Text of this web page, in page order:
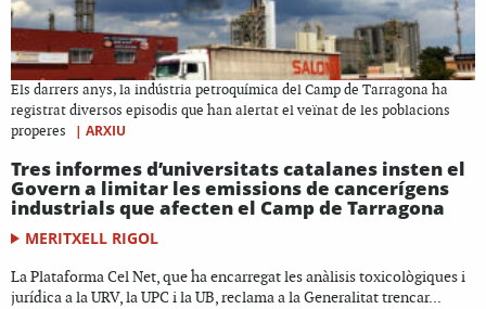
Els darrers anys, la indústria petroquímica del Camp de Tarragona ha
registrat diversos episodis que han alertat el veïnat de les poblacions
properes
| ARXIU
Tres informes d’universitats catalanes insten el
Govern a limitar les emissions de cancerígens
industrials que afecten el Camp de Tarragona
MERITXELL RIGOL
La Plataforma Cel Net, que ha encarregat les anàlisis toxicològiques i
jurídica a la URV, la UPC i la UB, reclama a la Generalitat trencar...